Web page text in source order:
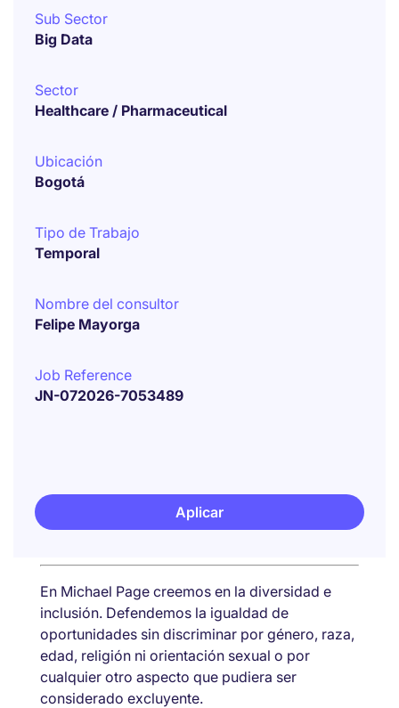
Sub Sector
Big Data
Sector
Healthcare / Pharmaceutical
Ubicación
Bogotá
Tipo de Trabajo
Temporal
Nombre del consultor
Felipe Mayorga
Job Reference
JN-072026-7053489
Aplicar
En Michael Page creemos en la diversidad e
inclusión. Defendemos la igualdad de
oportunidades sin discriminar por género, raza,
edad, religión ni orientación sexual o por
cualquier otro aspecto que pudiera ser
considerado excluyente.